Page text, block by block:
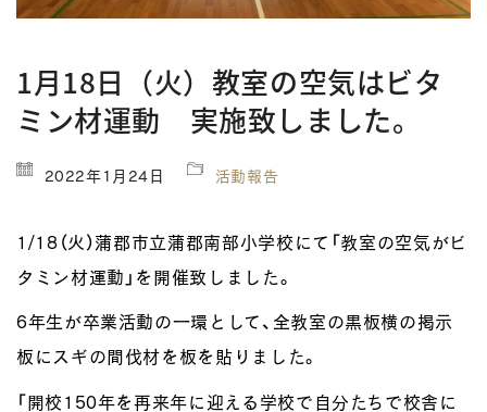
1月18日（火）教室の空気はビタ
ミン材運動 実施致しました。
2022年1月24日 活動報告
1/18（火）蒲郡市立蒲郡南部小学校にて「教室の空気がビ
タミン材運動」を開催致しました。
6年生が卒業活動の一環として、全教室の黒板横の掲示
板にスギの間伐材を板を貼りました。
「開校150年を再来年に迎える学校で自分たちで校舎に